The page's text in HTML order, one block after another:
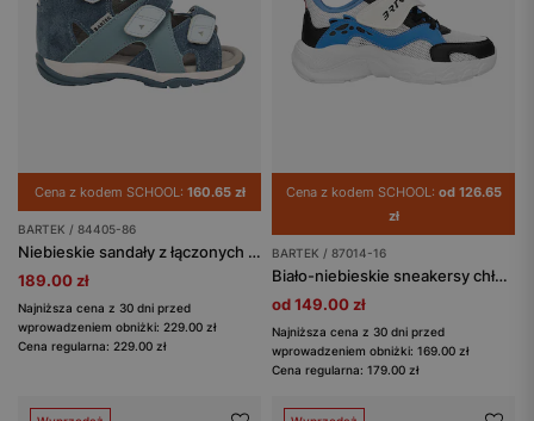
Cena z kodem SCHOOL: 160.65 zł
BARTEK / 84405-86
Niebieskie sandały z łączonych skór BARTEK 84405-86
189.00 zł
Najniższa cena z 30 dni przed
wprowadzeniem obniżki: 229.00 zł
Cena regularna: 229.00 zł
Cena z kodem SCHOOL: od 126.65
zł
BARTEK / 87014-16
Biało-niebieskie sneakersy chłopięce BARTEK 87014-16
od 149.00 zł
Najniższa cena z 30 dni przed
wprowadzeniem obniżki: 169.00 zł
Cena regularna: 179.00 zł